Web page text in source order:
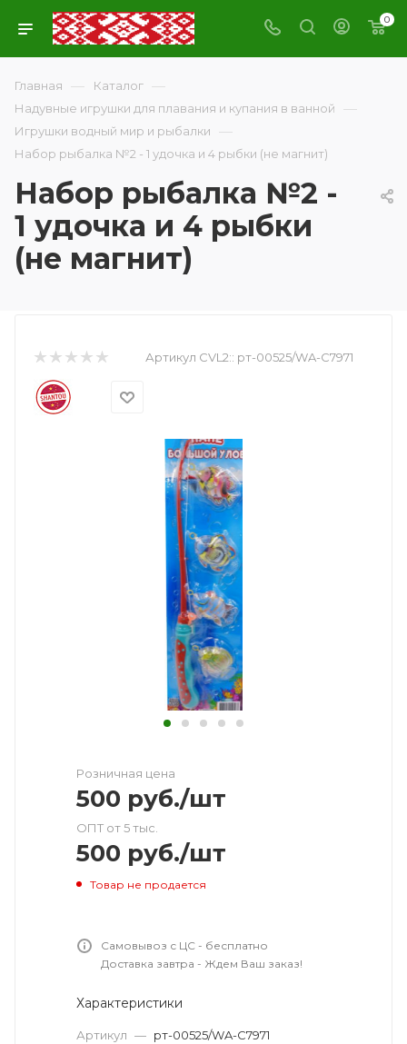
0
Главная — Каталог —
Надувные игрушки для плавания и купания в ванной —
Игрушки водный мир и рыбалки —
Набор рыбалка №2 - 1 удочка и 4 рыбки (не магнит)
Набор рыбалка №2 -
1 удочка и 4 рыбки
(не магнит)
Артикул CVL2:: рт-00525/WA-C7971
Розничная цена
500 руб./шт
ОПТ от 5 тыс.
500 руб./шт
Товар не продается
Самовывоз с ЦС - бесплатно
Доставка завтра - Ждем Ваш заказ!
Характеристики
Артикул — рт-00525/WA-C7971